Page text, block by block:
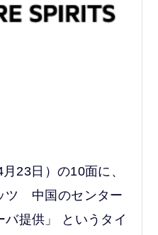
23日）の10面に、
ツ 中国のセンター
提供」 というタイ